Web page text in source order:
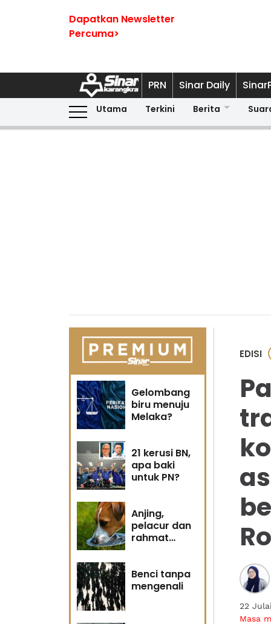
Dapatkan Newsletter
Percuma>
PRN Sinar Daily
Utama Terkini Berita
Gelombang
biru menuju
Melaka?
21 kerusi BN,
apa baki
untuk PN?
Anjing,
pelacur dan
rahmat
Benci tanpa
mengenali
EDISI
22
Masa